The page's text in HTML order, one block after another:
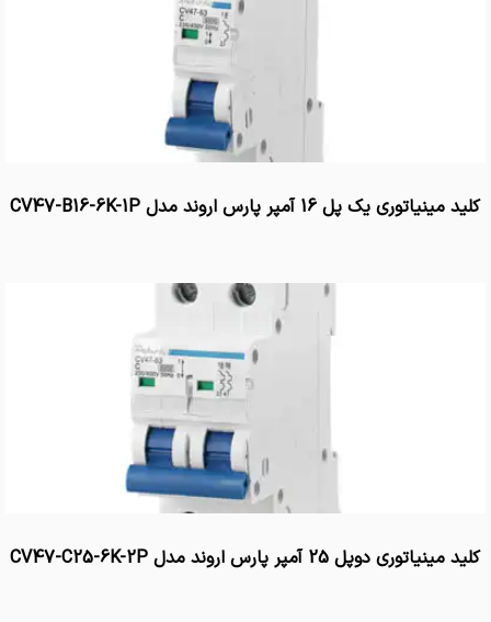
کلید مینیاتوری یک پل 16 آمپر پارس اروند مدل CV47-B16-6K-1P
کلید مینیاتوری دوپل 25 آمپر پارس اروند مدل CV47-C25-6K-2P